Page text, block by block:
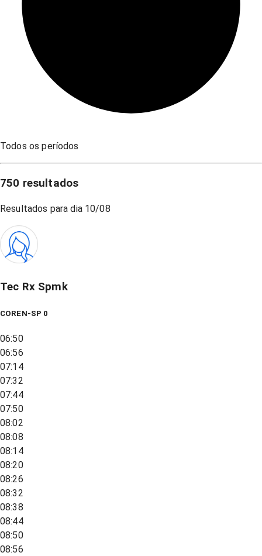
Todos os períodos
750 resultados
Resultados para dia 10/08
Tec Rx Spmk
COREN-SP 0
06:50
06:56
07:14
07:32
07:44
07:50
08:02
08:08
08:14
08:20
08:26
08:32
08:38
08:44
08:50
08:56